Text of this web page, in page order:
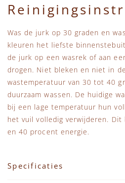
Was de jurk op 30 graden en
kleuren het liefste
de jurk op een wasrek of aan
drogen. Niet bleken en niet in
wastemperatuur van 30 tot 40
duurzaam wassen. De huidige
bij een lage temperatuur hun
het vuil volledig verwijderen.
en 40 procent energie.
Specificaties